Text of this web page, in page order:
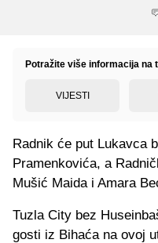
Potražite više informacija na
VIJESTI
Radnik će put Lukavca
Pramenkovića, a
Mušić Maida i Amara
Tuzla City bez
gosti iz Bihaća na ovoj